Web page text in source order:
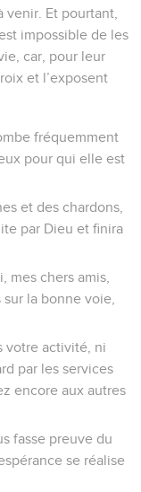
venir. Et pourtant,
impossible de les
car, pour leur
et l’exposent
fréquemment
pour qui elle est
et des chardons,
par Dieu et finira
mes chers amis,
la bonne voie,
votre activité, ni
par les services
encore aux autres
fasse preuve du
se réalise